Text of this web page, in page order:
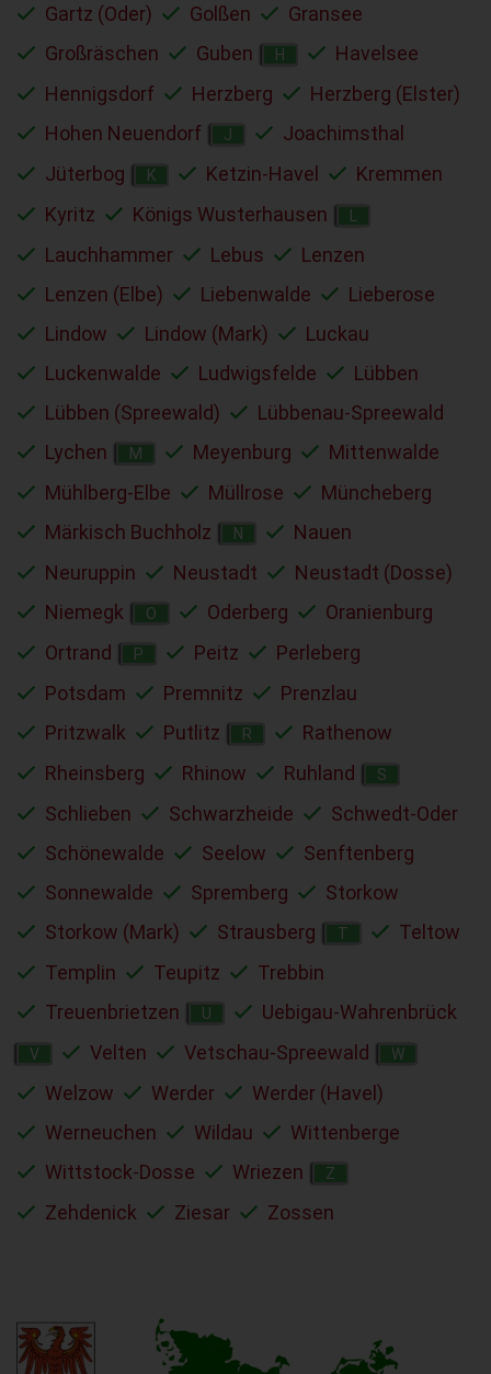
Gartz (Oder) Golßen
Gransee
Großräschen
Guben H
Havelsee
Hennigsdorf
Herzberg
Herzberg (Elster)
Hohen Neuendorf
J
Joachimsthal
Jüterbog
K Ketzin-Havel
Kremmen
Kyritz
Königs Wusterhausen
Lauchhammer Lebus
Lenzen
Lenzen (Elbe)
Liebenwalde
Lieberose
Lindow
Lindow (Mark)
Luckau
Luckenwalde
Ludwigsfelde
Lübben
Lübben (Spreewald)
Lübbenau-Spreewald
Lychen
M Meyenburg
Mittenwalde
Mühlberg-Elbe
Müllrose
Müncheberg
Märkisch Buchholz
N
Nauen
Neuruppin
Neustadt
Neustadt (Dosse)
Niemegk
O Oderberg
Oranienburg
Ortrand
P Peitz
Perleberg
Potsdam
Premnitz
Prenzlau
Pritzwalk
Putlitz R
Rathenow
Rheinsberg
Rhinow Ruhland S
Schlieben Schwarzheide
Schwedt-Oder
Schönewalde
Seelow
Senftenberg
Sonnewalde
Spremberg
Storkow
Storkow (Mark)
Strausberg T
Teltow
Templin
Teupitz
Trebbin
Treuenbrietzen
U Uebigau-Wahrenbrück
V Velten Vetschau-Spreewald W
Welzow Werder
Werder (Havel)
Werneuchen
Wildau
Wittenberge
Wittstock-Dosse
Wriezen Z
Zehdenick Ziesar Zossen